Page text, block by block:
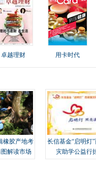
卓越理财 用卡时代
橡胶产地考
解读市场
长信基金“启明灯
灾助学公益行